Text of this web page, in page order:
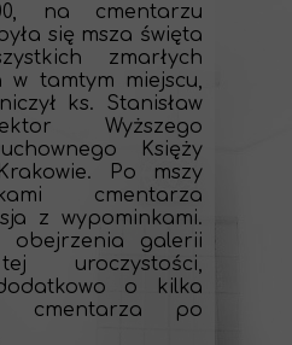
na cmentarzu
się msza święta
zmarłych
w tamtym miejscu,
ks. Stanisław
Wyższego
Księży
Po mszy
cmentarza
z wypominkami.
obejrzenia galerii
o kilka
cmentarza po